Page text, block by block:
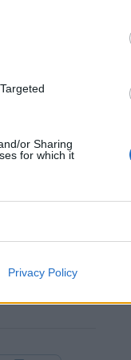
or Sharing
for which it
Privacy Policy
και